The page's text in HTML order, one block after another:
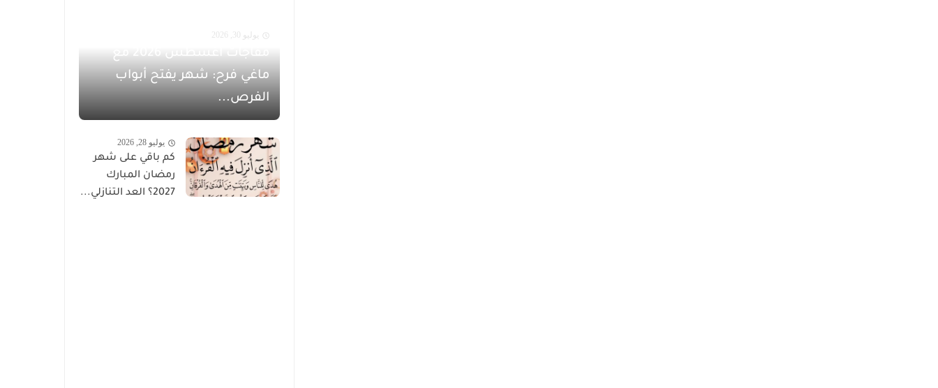
يوليو 30, 2026
مفاجآت أغسطس 2026 مع
ماغي فرح: شهر يفتح أبواب
الفرص...
يوليو 28, 2026
كم باقي على شهر
رمضان المبارك
2027؟ العد التنازلي...